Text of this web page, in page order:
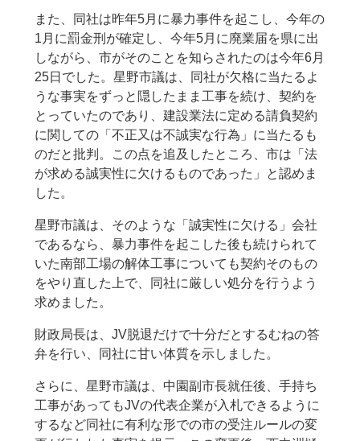
また、同社は昨年5月に暴力事件を起こし、今年の
1月に罰金刑が確定し、今年5月に廃業届を県に出
しながら、市がそのことを知らされたのは今年6月
25日でした。星野市議は、同社が欠格に当たるよ
うな事実をずっと隠したまま工事を続け、契約を
とっていたのであり、建設業法に定める請負契約
に関しての「不正又は不誠実な行為」に当たるも
のだと批判。この点を追及したところ、市は「法
が求める誠実性に欠けるものであった」と認めま
した。
星野市議は、そのような「誠実性に欠ける」会社
であるなら、暴力事件を起こした後も続けられて
いた南部工場の解体工事についても契約そのもの
をやり直した上で、同社に厳しい処分を行うよう
求めました。
財政局長は、JV脱退だけで十分だとするむねの答
弁を行い、同社に甘い体質を示しました。
さらに、星野市議は、中園副市長就任後、手持ち
工事があってもJVの代表企業が入札できるように
するなど同社に有利な形での市の受注ルールの変